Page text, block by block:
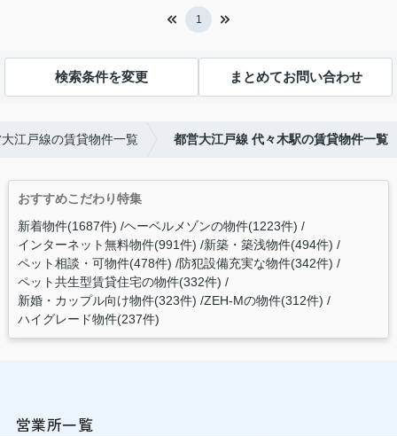
1
検索条件を変更 まとめてお問い合わせ
江戸線の賃貸物件一覧 都営大江戸線 代々木駅の賃貸物件一覧
おすすめこだわり特集
新着物件(1687件) ヘーベルメゾンの物件(1223件)
インターネット無料物件(991件) 新築・築浅物件(494件)
ペット相談・可物件(478件) 防犯設備充実な物件(342件)
ペット共生型賃貸住宅の物件(332件)
新婚・カップル向け物件(323件) ZEH-Mの物件(312件)
ハイグレード物件(237件)
営業所一覧